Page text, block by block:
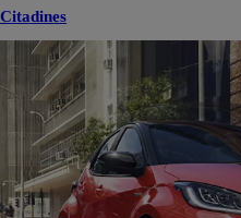
Citadines